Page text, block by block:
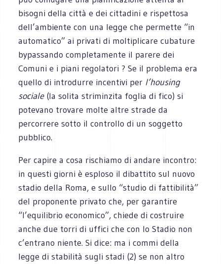
bisogni della città e dei cittadini e rispettosa
dell’ambiente con una legge che permette “in
automatico” ai privati di moltiplicare cubature
bypassando completamente il parere dei
Comuni e i piani regolatori ? Se il problema era
quello di introdurre incentivi per l’housing
sociale(la solita striminzita foglia di fico) si
potevano trovare molte altre strade da
percorrere sotto il controllo di un soggetto
pubblico.
Per capire a cosa rischiamo di andare incontro:
in questi giorni è esploso il dibattito sul nuovo
stadio della Roma, e sullo “studio di fattibilità”
del proponente privato che, per garantire
“l’equilibrio economico”, chiede di costruire
anche due torri di uffici che con lo Stadio non
c’entrano niente. Si dice: ma i commi della
legge di stabilità sugli stadi (2) se non altro